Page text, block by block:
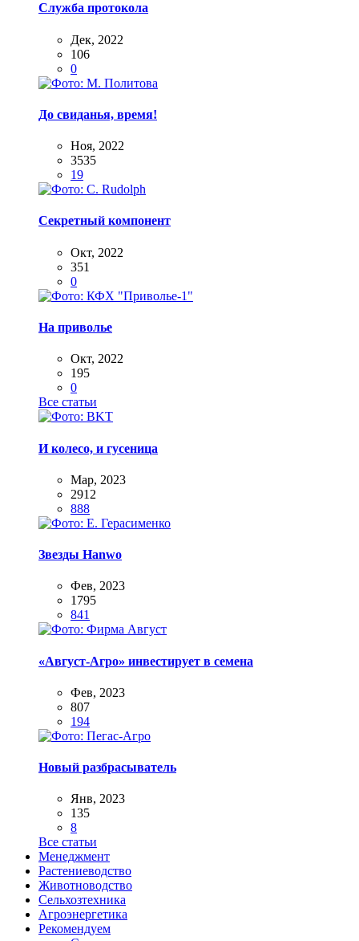
Служба протокола
Дек, 2022
106
0
До свиданья, время!
Ноя, 2022
3535
19
Секретный компонент
Окт, 2022
351
0
На приволье
Окт, 2022
195
0
Все статьи
И колесо, и гусеница
Мар, 2023
2912
888
Звезды Hanwo
Фев, 2023
1795
841
«Август-Агро» инвестирует в семена
Фев, 2023
807
194
Новый разбрасыватель
Янв, 2023
135
8
Все статьи
Менеджмент
Растениеводство
Животноводство
Сельхозтехника
Агроэнергетика
Рекомендуем